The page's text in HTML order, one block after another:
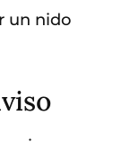
un nido